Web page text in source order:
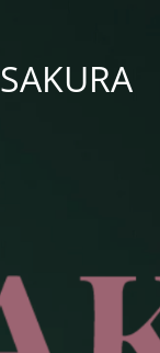
SAKURA